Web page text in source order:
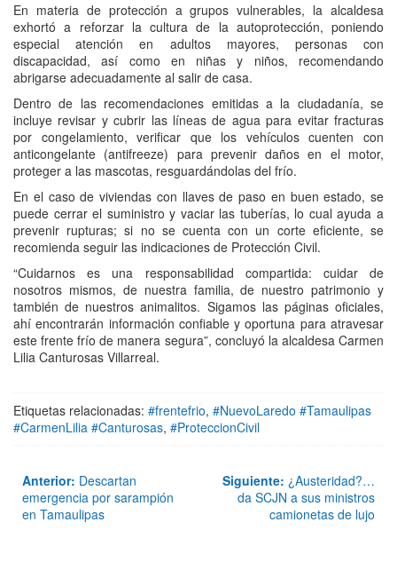
En materia de protección a grupos vulnerables, la alcaldesa
exhortó a reforzar la cultura de la autoprotección, poniendo
especial atención en adultos mayores, personas con
discapacidad, así como en niñas y niños, recomendando
abrigarse adecuadamente al salir de casa.
Dentro de las recomendaciones emitidas a la ciudadanía, se
incluye revisar y cubrir las líneas de agua para evitar fracturas
por congelamiento, verificar que los vehículos cuenten con
anticongelante (antifreeze) para prevenir daños en el motor,
proteger a las mascotas, resguardándolas del frío.
En el caso de viviendas con llaves de paso en buen estado, se
puede cerrar el suministro y vaciar las tuberías, lo cual ayuda a
prevenir rupturas; si no se cuenta con un corte eficiente, se
recomienda seguir las indicaciones de Protección Civil.
“Cuidarnos es una responsabilidad compartida: cuidar de
nosotros mismos, de nuestra familia, de nuestro patrimonio y
también de nuestros animalitos. Sigamos las páginas oficiales,
ahí encontrarán información confiable y oportuna para atravesar
este frente frío de manera segura”, concluyó la alcaldesa Carmen
Lilia Canturosas Villarreal.
Etiquetas relacionadas: #frentefrio, #NuevoLaredo #Tamaulipas
#CarmenLilia #Canturosas, #ProteccionCivil
Anterior: Descartan
emergencia por sarampión
en Tamaulipas
Siguiente: ¿Austeridad?…
da SCJN a sus ministros
camionetas de lujo